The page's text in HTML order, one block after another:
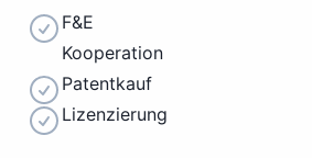
F&E
Kooperation
Patentkauf
Lizenzierung